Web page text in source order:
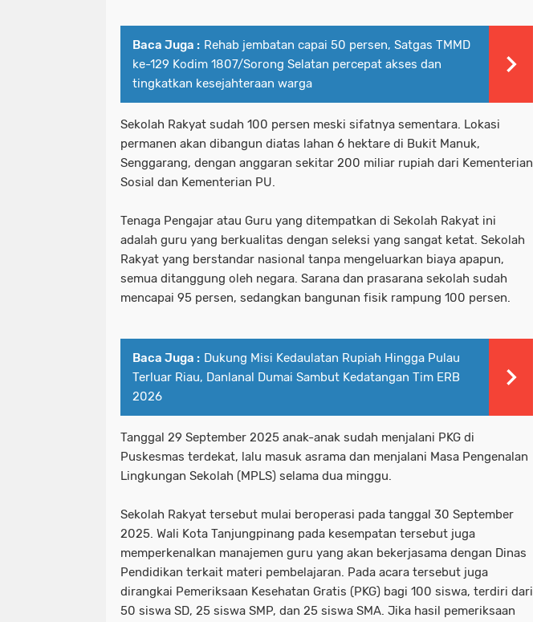
Baca Juga : Rehab jembatan capai 50 persen, Satgas TMMD
ke-129 Kodim 1807/Sorong Selatan percepat akses dan
tingkatkan kesejahteraan warga
Sekolah Rakyat sudah 100 persen meski sifatnya sementara. Lokasi
permanen akan dibangun diatas lahan 6 hektare di Bukit Manuk,
Senggarang, dengan anggaran sekitar 200 miliar rupiah dari Kementerian
Sosial dan Kementerian PU.
Tenaga Pengajar atau Guru yang ditempatkan di Sekolah Rakyat ini
adalah guru yang berkualitas dengan seleksi yang sangat ketat. Sekolah
Rakyat yang berstandar nasional tanpa mengeluarkan biaya apapun,
semua ditanggung oleh negara. Sarana dan prasarana sekolah sudah
mencapai 95 persen, sedangkan bangunan fisik rampung 100 persen.
Baca Juga : Dukung Misi Kedaulatan Rupiah Hingga Pulau
Terluar Riau, Danlanal Dumai Sambut Kedatangan Tim ERB
2026
Tanggal 29 September 2025 anak-anak sudah menjalani PKG di
Puskesmas terdekat, lalu masuk asrama dan menjalani Masa Pengenalan
Lingkungan Sekolah (MPLS) selama dua minggu.
Sekolah Rakyat tersebut mulai beroperasi pada tanggal 30 September
2025. Wali Kota Tanjungpinang pada kesempatan tersebut juga
memperkenalkan manajemen guru yang akan bekerjasama dengan Dinas
Pendidikan terkait materi pembelajaran. Pada acara tersebut juga
dirangkai Pemeriksaan Kesehatan Gratis (PKG) bagi 100 siswa, terdiri dari
50 siswa SD, 25 siswa SMP, dan 25 siswa SMA. Jika hasil pemeriksaan